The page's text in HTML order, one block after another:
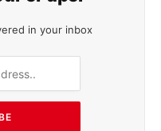
in your inbox